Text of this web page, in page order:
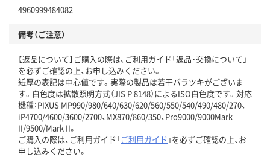
4960999484082
備考（ご注意）
【返品について】ご購入の際は、ご利用ガイド「返品・交換について」
を必ずご確認の上、お申し込みください。
紙厚の表記は中心値です。実際の製品は若干バラツキがございま
す。白色度は拡散照明方式（JIS P 8148）によるISO白色度です。対応
機種：PIXUS MP990/980/640/630/620/560/550/540/490/480/270、
iP4700/4600/3600/2700、MX870/860/350、Pro9000/9000Mark
II/9500/Mark II。
ご購入の際は、ご利用ガイド「ご利用ガイド 」を必ずご確認の上、お
申し込みください。